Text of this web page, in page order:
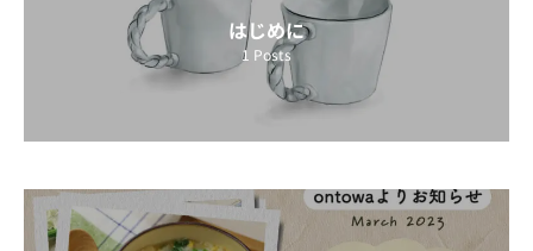
はじめに
1 Posts